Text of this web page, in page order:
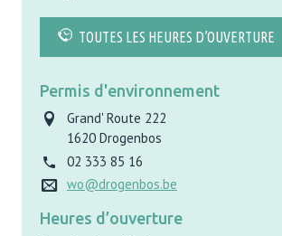
TOUTES LES HEURES D’OUVERTURE
Permis d'environnement
Grand' Route 222
1620 Drogenbos
02 333 85 16
wo@drogenbos.be
Heures d’ouverture